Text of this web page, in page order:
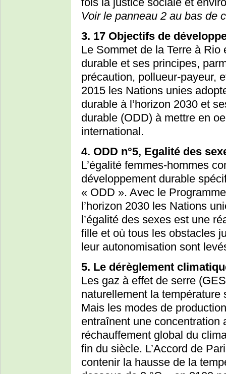
Voir le panneau 2 au bas de
3. 17 Objectifs de
Le Sommet de la Terre à
durable et ses principes,
précaution, pollueur-payeur,
2015 les Nations unies
durable à l’horizon 2030 et
durable (ODD) à mettre en
international.
4. ODD n°5, Egalité des
L’égalité femmes-hommes
développement durable
« ODD ». Avec le
l’horizon 2030 les Nations
l’égalité des sexes est une
fille et où tous les obstacles
leur autonomisation sont
5. Le dérèglement
Les gaz à effet de serre
naturellement la température
Mais les modes de
entraînent une concentration
réchauffement global du
fin du siècle. L’Accord de
contenir la hausse de la